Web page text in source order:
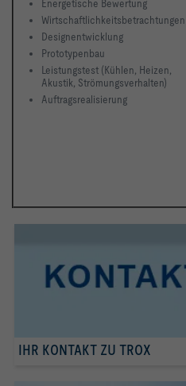
Energetische Bewertung
Wirtschaftlichkeitsbetrachtungen
Designentwicklung
Prototypenbau
Leistungstest (Kühlen, Heizen,
Akustik, Strömungsverhalten)
Auftragsrealisierung
IHR KONTAKT ZU TROX